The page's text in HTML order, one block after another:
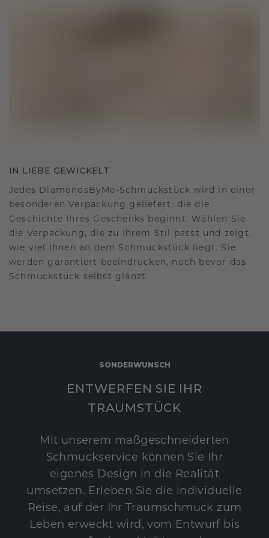
IN LIEBE GEWICKELT
Jedes DiamondsByMe-Schmuckstück wird in einer
besonderen Verpackung geliefert, die die
Geschichte Ihres Geschenks beginnt. Wählen Sie
die Verpackung, die zu Ihrem Stil passt und zeigt,
wie viel Ihnen an dem Schmuckstück liegt. Sie
werden garantiert beeindrucken, noch bevor das
Schmuckstück selbst glänzt.
SONDERWUNSCH
ENTWERFEN SIE IHR
TRAUMSTÜCK
Mit unserem maßgeschneiderten
Schmuckservice können Sie Ihr
eigenes Design in die Realität
umsetzen. Erleben Sie die individuelle
Reise, auf der Ihr Traumschmuck zum
Leben erweckt wird, vom Entwurf bis